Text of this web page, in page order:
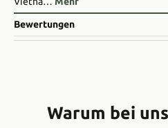
Bewertungen
Warum bei